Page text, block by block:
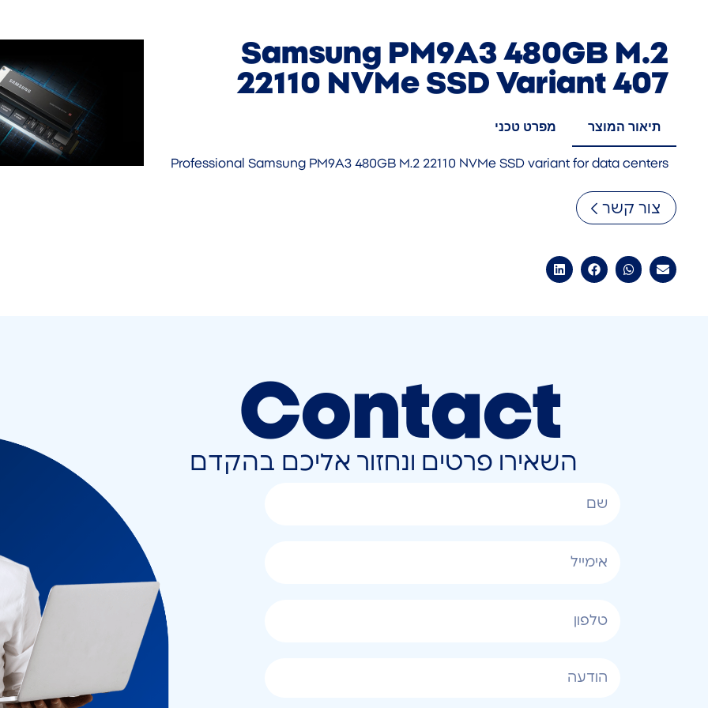
Samsung PM9A3 480GB M.2
22110 NVMe SSD Variant 407
תיאור המוצר מפרט טכני
Professional Samsung PM9A3 480GB M.2 22110 NVMe SSD variant for data centers
צור קשר
Contact
השאירו פרטים ונחזור אליכם בהקדם